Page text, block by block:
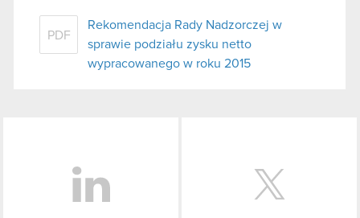
PDF
Rekomendacja Rady Nadzorczej w
sprawie podziału zysku netto
wypracowanego w roku 2015